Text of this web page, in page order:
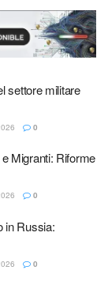
settore militare
0
Migranti: Riforme
0
in Russia:
0